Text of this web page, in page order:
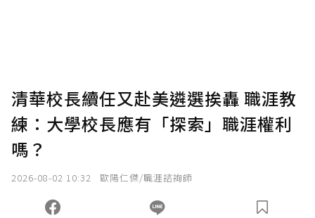
確認送出
您當前剩餘 U 利點數：0點；前往 購買點數
清華校長續任又赴美遴選挨轟 職涯教
練：大學校長應有「探索」職涯權利
嗎？
2026-08-02 10:32 歐陽仁傑/職涯諮詢師